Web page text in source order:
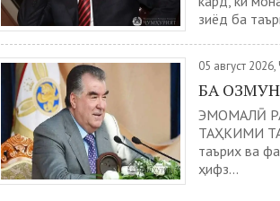
зиёд ба
05 август
БА
ЭМОМАЛӢ
ТАҲКИМИ
таърих ва
ҳифз...